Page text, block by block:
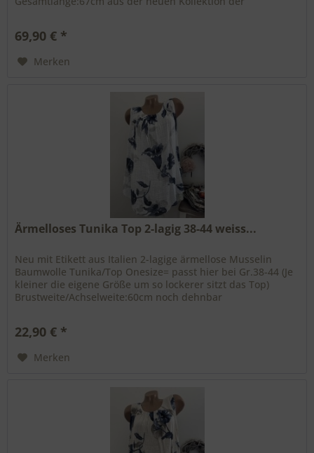
69,90 € *
Merken
Ärmelloses Tunika Top 2-lagig 38-44 weiss...
Neu mit Etikett aus Italien 2-lagige ärmellose Musselin
Baumwolle Tunika/Top Onesize= passt hier bei Gr.38-44 (Je
kleiner die eigene Größe um so lockerer sitzt das Top)
Brustweite/Achselweite:60cm noch dehnbar
22,90 € *
Merken